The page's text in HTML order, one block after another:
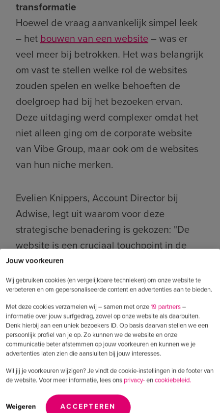
Jouw voorkeuren
Wij gebruiken cookies (en vergelijkbare technieken) om onze website te
verbeteren en om gepersonaliseerde content en advertenties aan te bieden.
Met deze cookies verzamelen wij – samen met onze19 partners–
informatie over jouw surfgedrag, zowel op onze website als daarbuiten.
Denk hierbij aan een uniek bezoekers ID. Op basis daarvan stellen we een
persoonlijk profiel van je op. Zo kunnen we de website en onze
communicatie beter afstemmen op jouw voorkeuren en kunnen we je
advertenties laten zien die aansluiten bij jouw interesses.
Wil jij je voorkeuren wijzigen? Je vindt de cookie-instellingen in de footer van
de website. Voor meer informatie, lees ons privacy-encookiebeleid.
Weigeren ACCEPTEREN
transformatie
Hoewel de vraag aanvankelijk simpel leek
– het bouwen van een website– was er
veel meer bij betrokken. Het was belangrijk
om vast te stellen welke rol de websites
zouden spelen en welke behoeften de
doelgroep had bij het bezoeken ervan.
Deze uitdaging werd complexer omdat het
niet alleen ging om de corporate website
van Vibe Group, maar ook om de websites
van hun niche merken.
Evelien Knippers, Account Director bij
Adwise, legt uit waarom voor deze
strategische benadering is gekozen: "De
website is een cruciaal touchpoint in de
customer journey. We wilden dat de
websites niet alleen functioneel waren,
maar dat ze ook echt de verwachtingen van
de bezoeker zouden overtreffen. Daar
hebben we diepgaand onderzoek naar
gedaan, om een sterke basis gelegd voor
het ontwerp en de gebruikerservaring."